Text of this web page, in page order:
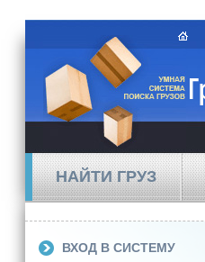
НАЙТИ ГРУЗ
ВХОД В СИСТЕМУ